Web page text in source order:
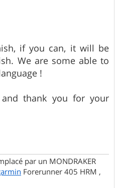
if you can, it will be
We are some able to
!
thank you for your
par un MONDRAKER
Forerunner 405 HRM ,